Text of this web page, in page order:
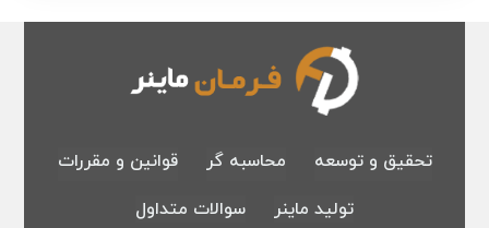
تحقیق و توسعه محاسبه گر
قوانین و مقررات
تولید ماینر
سوالات متداول